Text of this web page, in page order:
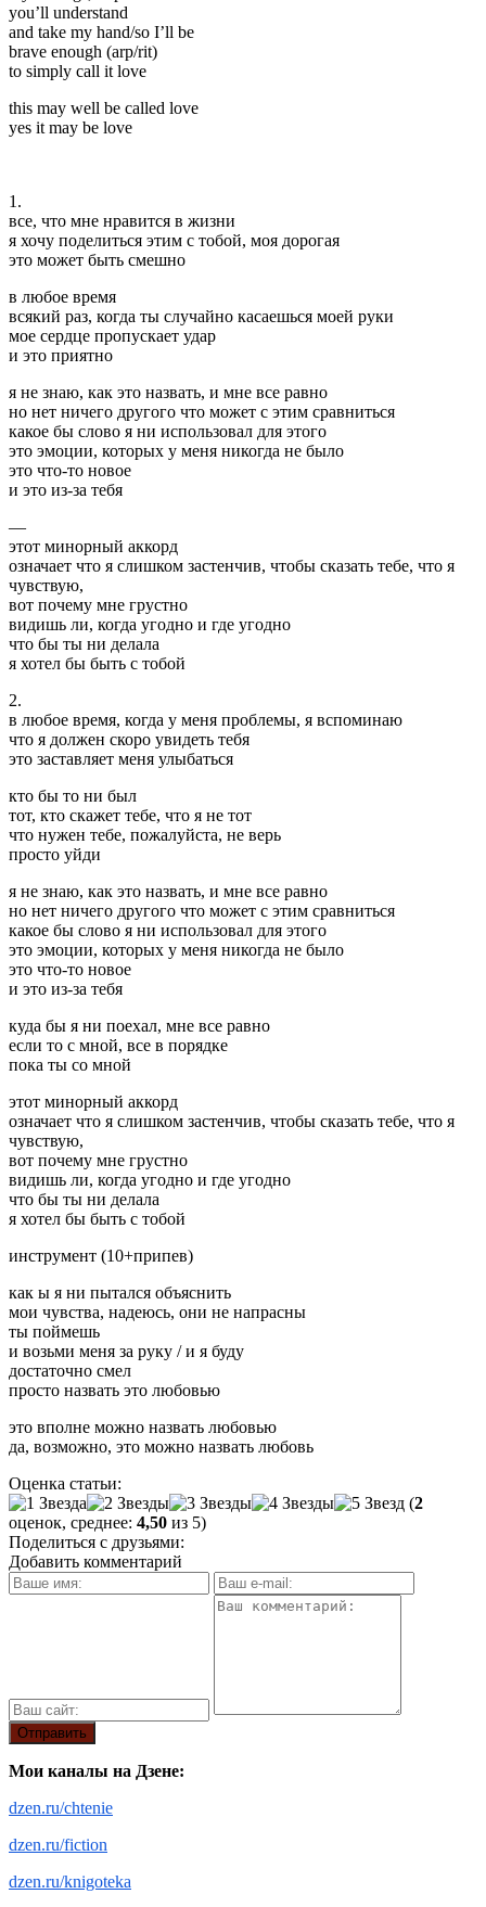
you’ll understand
and take my hand/so I’ll be
brave enough (arp/rit)
to simply call it love
this may well be called love
yes it may be love
1.
все, что мне нравится в жизни
я хочу поделиться этим с тобой, моя дорогая
это может быть смешно
в любое время
всякий раз, когда ты случайно касаешься моей руки
мое сердце пропускает удар
и это приятно
я не знаю, как это назвать, и мне все равно
но нет ничего другого что может с этим сравниться
какое бы слово я ни использовал для этого
это эмоции, которых у меня никогда не было
это что-то новое
и это из-за тебя
—
этот минорный аккорд
означает что я слишком застенчив, чтобы сказать тебе, что я
чувствую,
вот почему мне грустно
видишь ли, когда угодно и где угодно
что бы ты ни делала
я хотел бы быть с тобой
2.
в любое время, когда у меня проблемы, я вспоминаю
что я должен скоро увидеть тебя
это заставляет меня улыбаться
кто бы то ни был
тот, кто скажет тебе, что я не тот
что нужен тебе, пожалуйста, не верь
просто уйди
я не знаю, как это назвать, и мне все равно
но нет ничего другого что может с этим сравниться
какое бы слово я ни использовал для этого
это эмоции, которых у меня никогда не было
это что-то новое
и это из-за тебя
куда бы я ни поехал, мне все равно
если то с мной, все в порядке
пока ты со мной
этот минорный аккорд
означает что я слишком застенчив, чтобы сказать тебе, что я
чувствую,
вот почему мне грустно
видишь ли, когда угодно и где угодно
что бы ты ни делала
я хотел бы быть с тобой
инструмент (10+припев)
как ы я ни пытался объяснить
мои чувства, надеюсь, они не напрасны
ты поймешь
и возьми меня за руку / и я буду
достаточно смел
просто назвать это любовью
это вполне можно назвать любовью
да, возможно, это можно назвать любовь
Оценка статьи:
(2
оценок, среднее: 4,50 из 5)
Поделиться с друзьями:
Добавить комментарий
Мои каналы на Дзене:
dzen.ru/chtenie
dzen.ru/fiction
dzen.ru/knigoteka